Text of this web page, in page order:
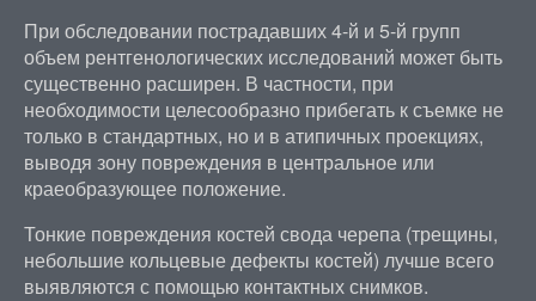
При обследовании пострадавших 4-й и 5-й групп
объем рентгенологических исследований может быть
существенно расширен. В частности, при
необходимости целесообразно прибегать к съемке не
только в стандартных, но и в атипичных проекциях,
выводя зону повреждения в центральное или
краеобразующее положение.
Тонкие повреждения костей свода черепа (трещины,
небольшие кольцевые дефекты костей) лучше всего
выявляются с помощью контактных снимков.